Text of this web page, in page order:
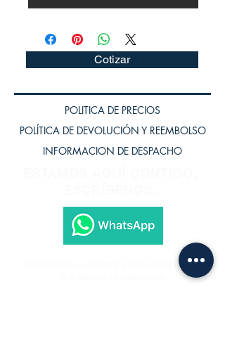
Cotizar
POLITICA DE PRECIOS
POLÍTICA DE DEVOLUCIÓN Y REEMBOLSO
INFORMACION DE DESPACHO
Subscríbete a nuestra página para recibir